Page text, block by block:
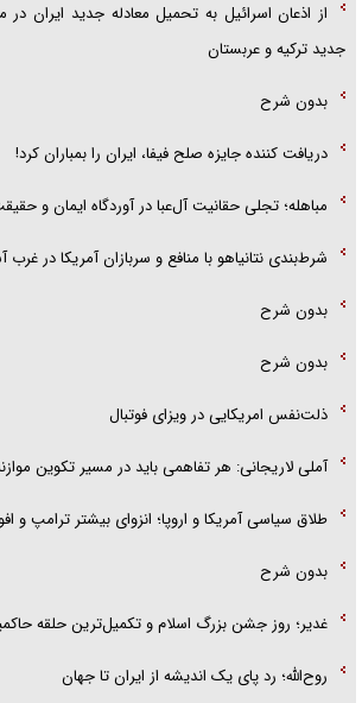
از اذعان اسرائیل به تحمیل معادله جدید ایران در
جدید ترکیه و عربستان
بدون شرح
دریافت کننده جایزه صلح فیفا، ایران را بمباران کرد!
مباهله؛ تجلی حقانیت آل‌عبا در آوردگاه ایمان و
شرط‌بندی نتانیاهو با منافع و سربازان آمریکا در غرب
بدون شرح
بدون شرح
ذلت‌نفس امریکایی در ویزای فوتبال
آملی لاریجانی: هر تفاهمی باید در مسیر تکوین
طلاق سیاسی آمریکا و اروپا؛ انزوای بیشتر ترامپ و
بدون شرح
غدیر؛ روز جشن بزرگ اسلام و تکمیل‌ترین حلقه
روح‌الله؛ رد پای یک اندیشه از ایران تا جهان